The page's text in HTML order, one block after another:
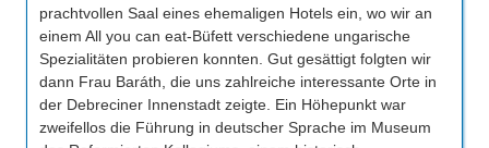
prachtvollen Saal eines ehemaligen Hotels ein, wo wir an
einem All you can eat-Büfett verschiedene ungarische
Spezialitäten probieren konnten. Gut gesättigt folgten wir
dann Frau Baráth, die uns zahlreiche interessante Orte in
der Debreciner Innenstadt zeigte. Ein Höhepunkt war
zweifellos die Führung in deutscher Sprache im Museum